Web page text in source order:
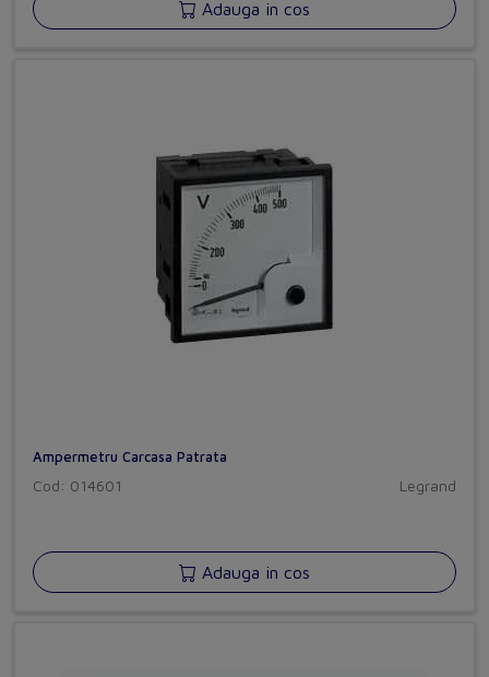
Adauga in cos
Ampermetru Carcasa Patrata
Cod: 014601 Legrand
Adauga in cos